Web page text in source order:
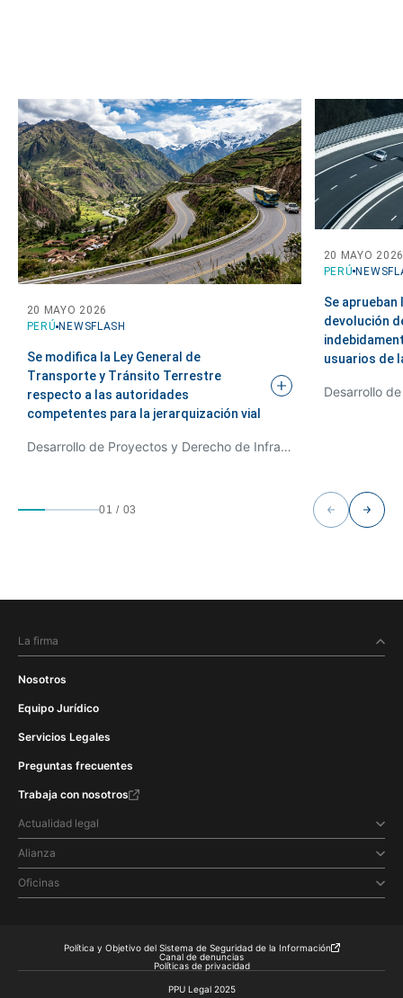
PERÚ NEWSFLASH
20 MAYO 2026
Se modifica la Ley General de
Transporte y Tránsito Terrestre
respecto a las autoridades
competentes para la jerarquización vial
Desarrollo de Proyectos y Derecho de Infraestructura
PERÚ
20 MAYO
Se
devolución
usuarios de
01 / 03
La firma
Nosotros
Equipo Jurídico
Servicios Legales
Preguntas frecuentes
Trabaja con nosotros
Actualidad legal
Alianza
Oficinas
PPU Legal 2025
Política y Objetivo del Sistema de Seguridad de la Información
Canal de denuncias
Políticas de privacidad